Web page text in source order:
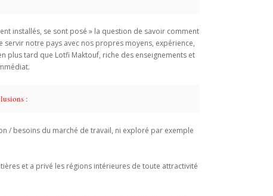
installés, se sont posé » la question de savoir comment
servir notre pays avec nos propres moyens, expérience,
plus tard que Lotfi Maktouf, riche des enseignements et
:
/ besoins du marché de travail, ni exploré par exemple
et a privé les régions intérieures de toute attractivité